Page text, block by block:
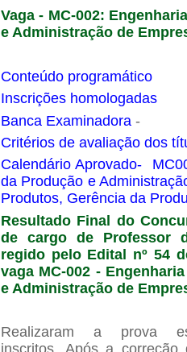
Vaga - MC-002:
e Administração de
Conteúdo programático
Inscrições homologadas
Banca Examinadora -
Critérios de avaliação dos
Calendário Aprovado-
da Produção e
Produtos, Gerência da
Resultado Final do
de cargo de Professor
regido pelo Edital nº 54
vaga MC-002 -
e Administração de
Realizaram a prova